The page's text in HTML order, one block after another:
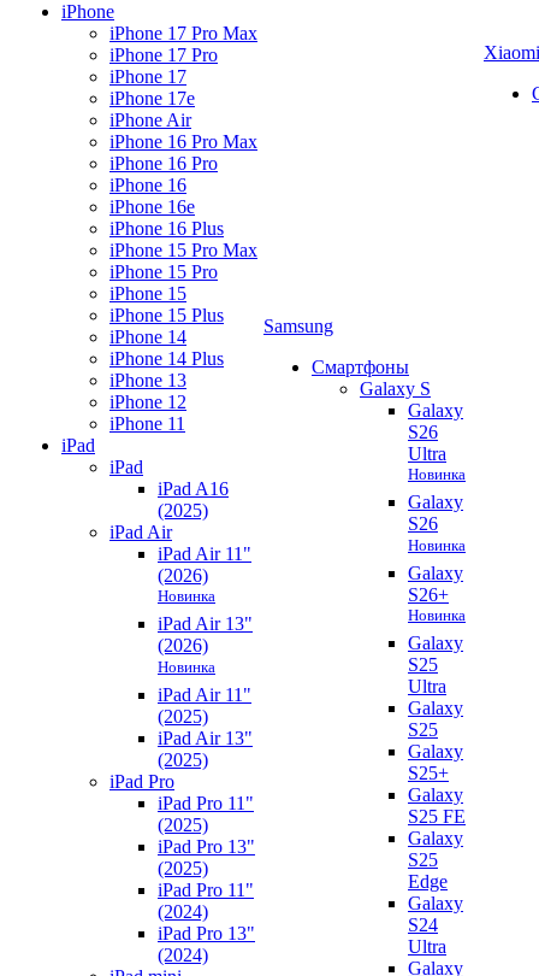
iPhone
iPhone 17 Pro Max
iPhone 17 Pro
iPhone 17
iPhone 17e
iPhone Air
iPhone 16 Pro Max
iPhone 16 Pro
iPhone 16
iPhone 16e
iPhone 16 Plus
iPhone 15 Pro Max
iPhone 15 Pro
iPhone 15
iPhone 15 Plus
iPhone 14
iPhone 14 Plus
iPhone 13
iPhone 12
iPhone 11
iPad
iPad
iPad A16
(2025)
iPad Air
iPad Air 11"
(2026)
Новинка
iPad Air 13"
(2026)
Новинка
iPad Air 11"
(2025)
iPad Air 13"
(2025)
iPad Pro
iPad Pro 11"
(2025)
iPad Pro 13"
(2025)
iPad Pro 11"
(2024)
iPad Pro 13"
(2024)
Samsung
Смартфоны
Galaxy S
Galaxy
S26
Ultra
Новинка
Galaxy
S26
Новинка
Galaxy
S26+
Новинка
Galaxy
S25
Ultra
Galaxy
S25
Galaxy
S25+
Galaxy
S25 FE
Galaxy
S25
Edge
Galaxy
S24
Ultra
Galaxy
Xiaomi